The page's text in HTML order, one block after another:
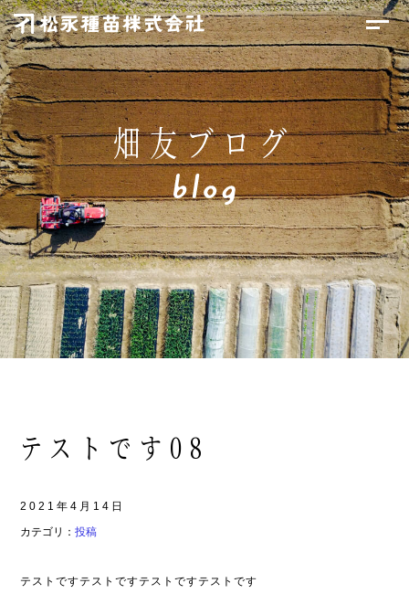
畑友ブログ
テストです08
2021年4月14日
カテゴリ：投稿
テストですテストですテストですテストです